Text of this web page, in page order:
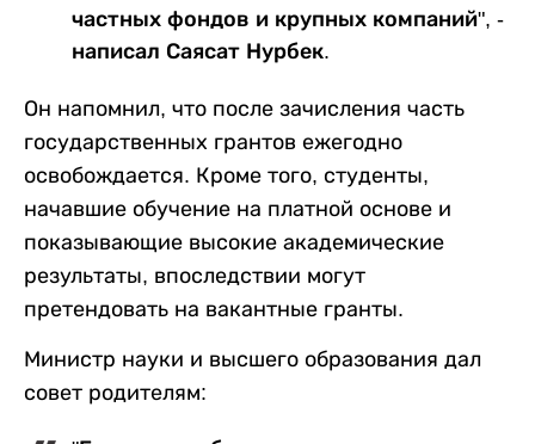
частных фондов и крупных компаний", -
написал Саясат Нурбек.
Он напомнил, что после зачисления часть
государственных грантов ежегодно
освобождается. Кроме того, студенты,
начавшие обучение на платной основе и
показывающие высокие академические
результаты, впоследствии могут
претендовать на вакантные гранты.
Министр науки и высшего образования дал
совет родителям: